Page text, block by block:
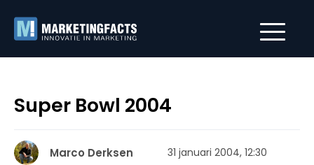
Super Bowl 2004
Marco Derksen 31 januari 2004, 12:30